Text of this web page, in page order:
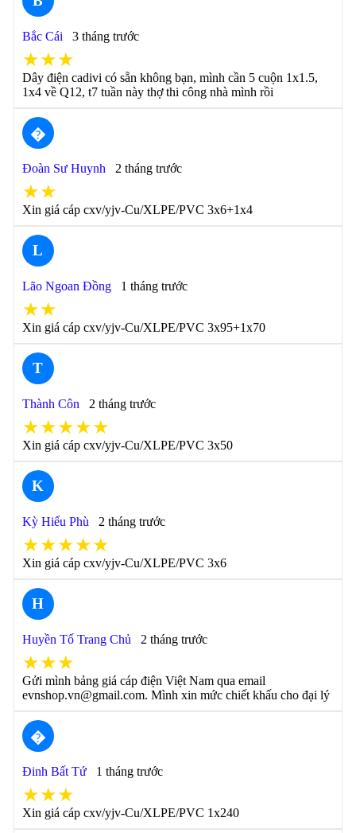
Bắc Cái 3 tháng trước
★★★
Dây điện cadivi có sẵn không bạn, mình cần 5 cuộn 1x1.5,
1x4 về Q12, t7 tuần này thợ thi công nhà mình rồi
�
Đoàn Sư Huynh 2 tháng trước
★★
Xin giá cáp cxv/yjv-Cu/XLPE/PVC 3x6+1x4
L
Lão Ngoan Đồng 1 tháng trước
★★
Xin giá cáp cxv/yjv-Cu/XLPE/PVC 3x95+1x70
T
Thành Côn 2 tháng trước
★★★★★
Xin giá cáp cxv/yjv-Cu/XLPE/PVC 3x50
K
Kỳ Hiểu Phù 2 tháng trước
★★★★★
Xin giá cáp cxv/yjv-Cu/XLPE/PVC 3x6
H
Huyền Tố Trang Chủ 2 tháng trước
★★★
Gửi mình bảng giá cáp điện Việt Nam qua email
evnshop.vn@gmail.com. Mình xin mức chiết khấu cho đại lý
�
Đinh Bất Tứ 1 tháng trước
★★★
Xin giá cáp cxv/yjv-Cu/XLPE/PVC 1x240